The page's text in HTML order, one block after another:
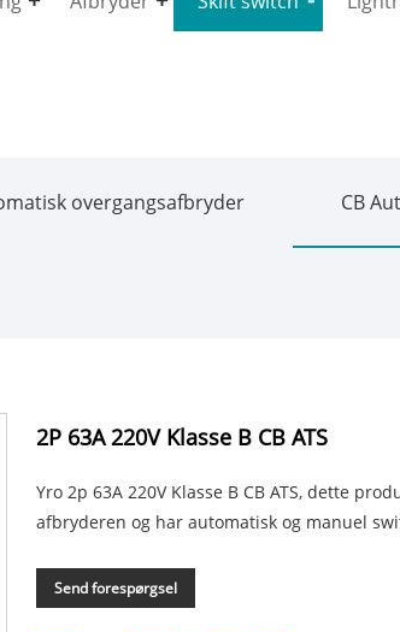
overgangsafbryder CB
2P 63A 220V Klasse B CB ATS
Yro 2p 63A 220V Klasse B CB ATS, dette
afbryderen og har automatisk og manuel
Send forespørgsel